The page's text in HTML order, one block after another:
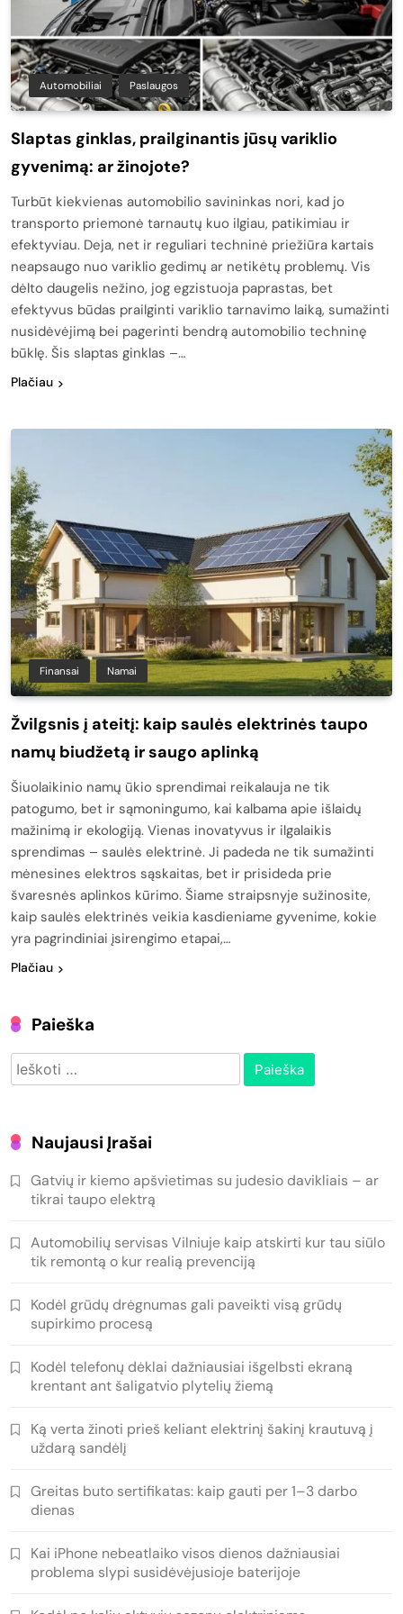
Automobiliai Paslaugos
Slaptas ginklas, prailginantis jūsų variklio
gyvenimą: ar žinojote?
Turbūt kiekvienas automobilio savininkas nori, kad jo
transporto priemonė tarnautų kuo ilgiau, patikimiau ir
efektyviau. Deja, net ir reguliari techninė priežiūra kartais
neapsaugo nuo variklio gedimų ar netikėtų problemų. Vis
dėlto daugelis nežino, jog egzistuoja paprastas, bet
efektyvus būdas prailginti variklio tarnavimo laiką, sumažinti
nusidėvėjimą bei pagerinti bendrą automobilio techninę
būklę. Šis slaptas ginklas –…
Plačiau
Finansai Namai
Žvilgsnis į ateitį: kaip saulės elektrinės taupo
namų biudžetą ir saugo aplinką
Šiuolaikinio namų ūkio sprendimai reikalauja ne tik
patogumo, bet ir sąmoningumo, kai kalbama apie išlaidų
mažinimą ir ekologiją. Vienas inovatyvus ir ilgalaikis
sprendimas – saulės elektrinė. Ji padeda ne tik sumažinti
mėnesines elektros sąskaitas, bet ir prisideda prie
švaresnės aplinkos kūrimo. Šiame straipsnyje sužinosite,
kaip saulės elektrinės veikia kasdieniame gyvenime, kokie
yra pagrindiniai įsirengimo etapai,…
Plačiau
Paieška
Ieškoti:
Naujausi Įrašai
Gatvių ir kiemo apšvietimas su judesio davikliais – ar
tikrai taupo elektrą
Automobilių servisas Vilniuje kaip atskirti kur tau siūlo
tik remontą o kur realią prevenciją
Kodėl grūdų drėgnumas gali paveikti visą grūdų
supirkimo procesą
Kodėl telefonų dėklai dažniausiai išgelbsti ekraną
krentant ant šaligatvio plytelių žiemą
Ką verta žinoti prieš keliant elektrinį šakinį krautuvą į
uždarą sandėlį
Greitas buto sertifikatas: kaip gauti per 1–3 darbo
dienas
Kai iPhone nebeatlaiko visos dienos dažniausiai
problema slypi susidėvėjusioje baterijoje